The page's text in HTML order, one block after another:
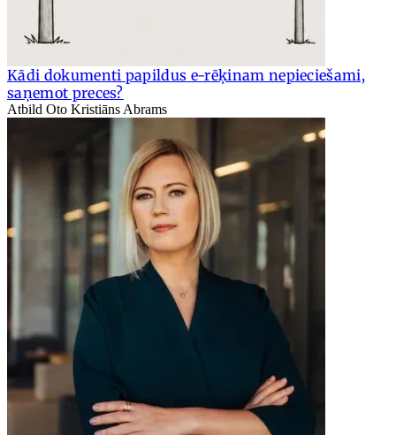
Kādi dokumenti papildus e-rēķinam nepieciešami,
saņemot preces?
Atbild Oto Kristiāns Abrams